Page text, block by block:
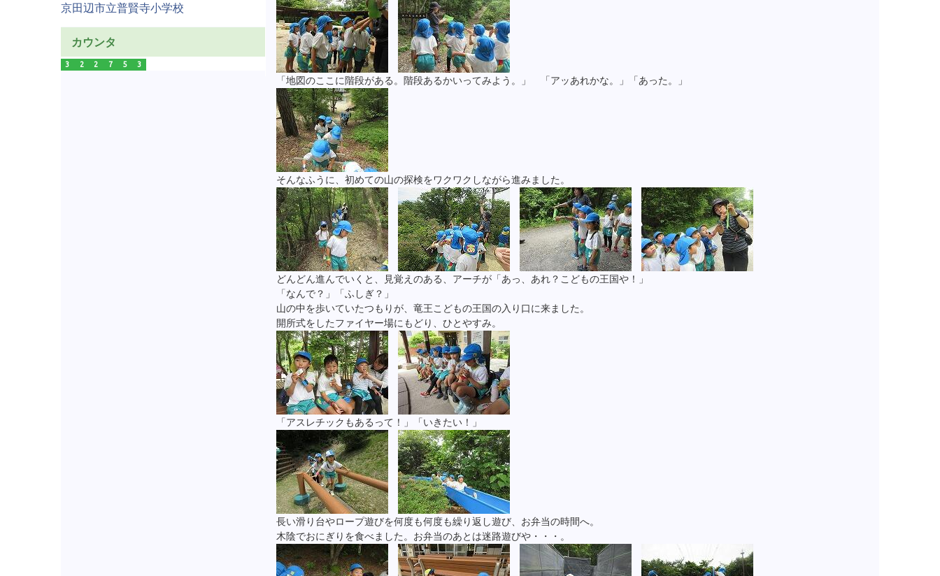
「地図のここに階段がある。階段あるかいってみよう。」 「アッあれかな。」「あった。」
そんなふうに、初めての山の探検をワクワクしながら進みました。
どんどん進んでいくと、見覚えのある、アーチが「あっ、あれ？こどもの王国や！」
「なんで？」「ふしぎ？」
山の中を歩いていたつもりが、竜王こどもの王国の入り口に来ました。
開所式をしたファイヤー場にもどり、ひとやすみ。
「アスレチックもあるって！」「いきたい！」
長い滑り台やロープ遊びを何度も何度も繰り返し遊び、お弁当の時間へ。
木陰でおにぎりを食べました。お弁当のあとは迷路遊びや・・・。
京田辺市立普賢寺小学校
カウンタ
3 2 2 7 5 3